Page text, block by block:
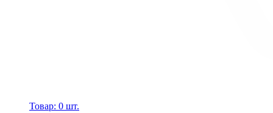
Товар: 0 шт.